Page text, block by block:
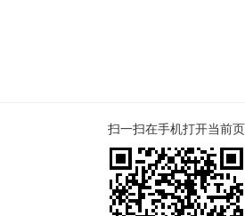
扫一扫在手机打开当前页